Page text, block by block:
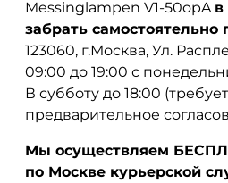
Messinglampen V1-50opA в
забрать самостоятельно
123060, г.Москва, Ул.
09:00 до 19:00 с
В субботу до 18:00
предварительное
Мы осуществляем
по Москве курьерской